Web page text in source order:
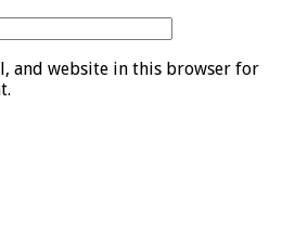
and website in this browser for